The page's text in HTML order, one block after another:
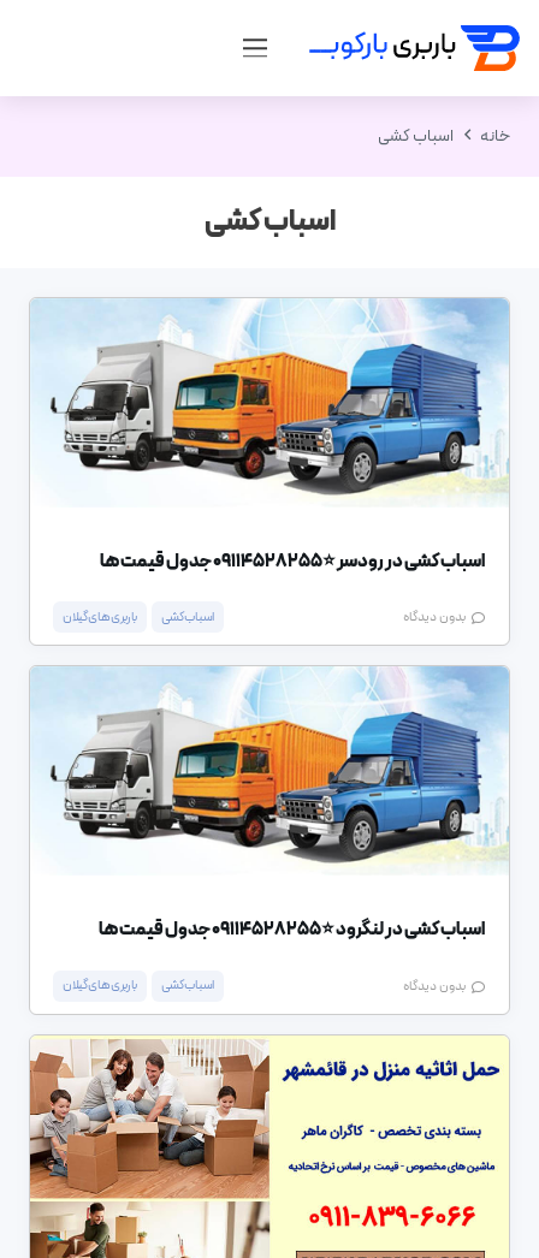
خانه اسباب کشی
اسباب کشی
اسباب کشی در رودسر ⭐️09114528255 جدول قیمت ها
بدون دیدگاه اسباب کشی باربری های گیلان
اسباب کشی در لنگرود ⭐️09114528255 جدول قیمت ها
بدون دیدگاه اسباب کشی باربری های گیلان